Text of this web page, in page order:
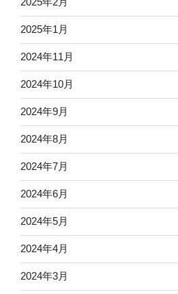
2025年1月
2024年11月
2024年10月
2024年9月
2024年8月
2024年7月
2024年6月
2024年5月
2024年4月
2024年3月